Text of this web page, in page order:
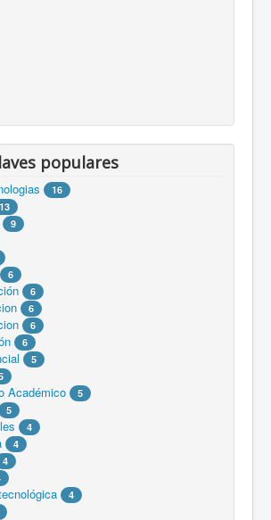
populares
16
13
9
6
6
6
6
6
5
Académico 5
5
4
4
4
4